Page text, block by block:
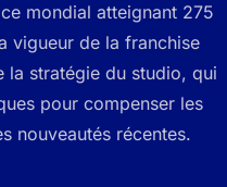
mondial atteignant 275
vigueur de la franchise
la stratégie du studio, qui
pour compenser les
nouveautés récentes.